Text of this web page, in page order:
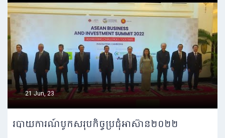
21 Jun, 23
របាយការណ៍បូកសរុបកិច្ចប្រជុំអាស៊ាន២០២២